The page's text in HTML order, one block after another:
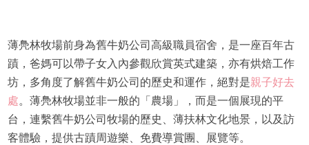
薄鳧林牧場前身為舊牛奶公司高級職員宿舍，是一座百年古
蹟，爸媽可以帶子女入內參觀欣賞英式建築，亦有烘焙工作
坊，多角度了解舊牛奶公司的歷史和運作，絕對是親子好去
處。薄鳧林牧場並非一般的「農場」，而是一個展現的平
台，連繫舊牛奶公司牧場的歷史、薄扶林文化地景，以及訪
客體驗，提供古蹟周遊樂、免費導賞團、展覽等。